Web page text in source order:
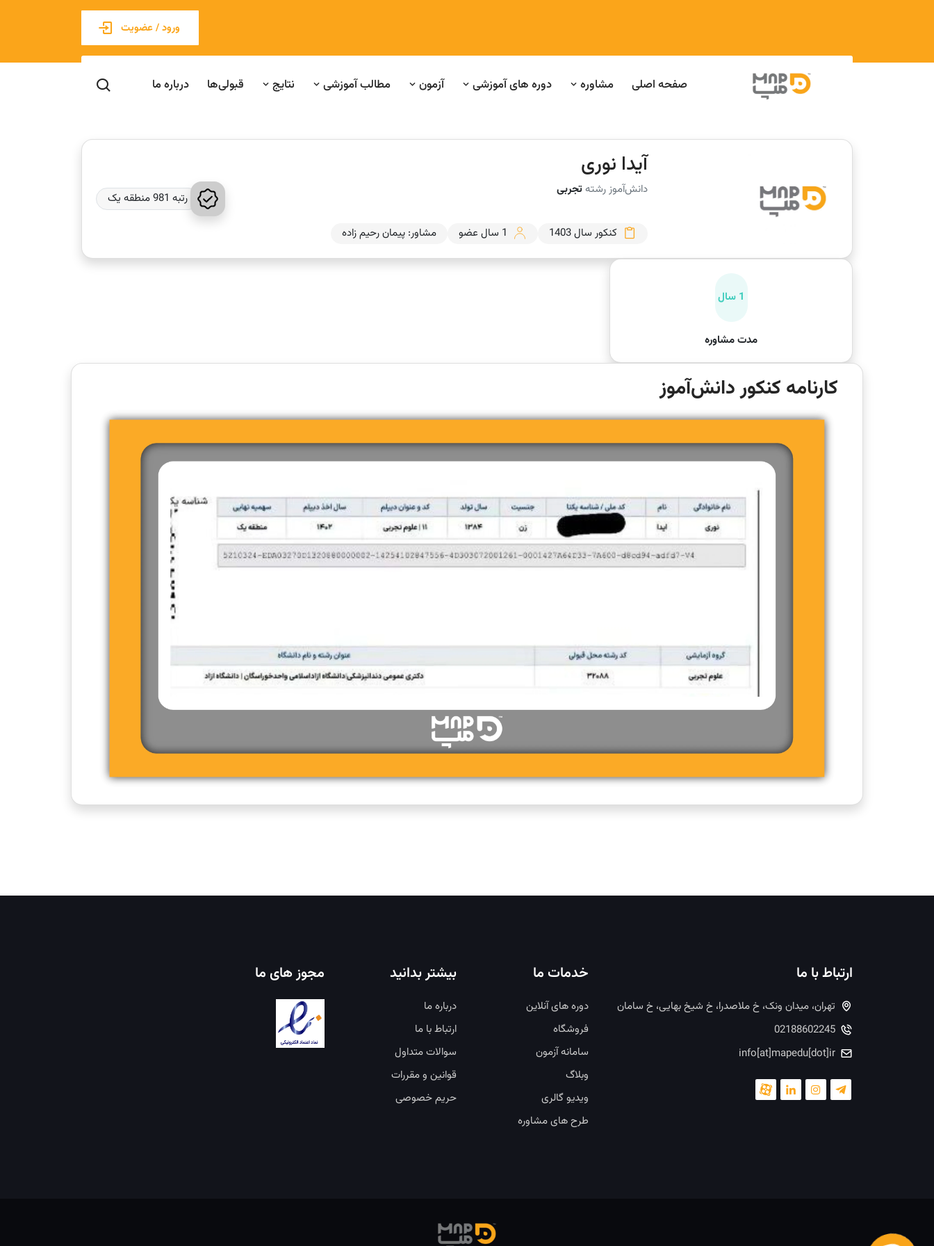
ورود / عضویت
صفحه اصلی مشاوره دوره های آموزشی آزمون مطالب آموزشی نتایج قبولی‌ها درباره ما
آیدا نوری
دانش‌آموز رشتهتجربی
کنکور سال 1403 1 سال عضو مشاور: پیمان رحیم زاده
رتبه 981 منطقه یک
1 سال
مدت مشاوره
کارنامه کنکور دانش‌آموز
ارتباط با ما
تهران، میدان ونک، خ ملاصدرا، خ شیخ بهایی، خ سامان
02188602245
info[at]mapedu[dot]ir
خدمات ما
دوره های آنلاین
فروشگاه
سامانه آزمون
وبلاگ
ویدیو گالری
طرح های مشاوره
بیشتر بدانید
درباره ما
ارتباط با ما
سوالات متداول
قوانین و مقررات
حریم خصوصی
مجوز های ما